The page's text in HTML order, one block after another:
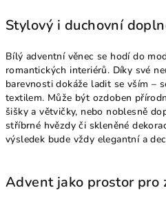
Stylový i duchovní
Bílý adventní věnec se hodí do
romantických interiérů. Díky své
barevnosti dokáže ladit se vším –
textilem. Může být ozdoben
šišky a větvičky, nebo noblesně
stříbrné hvězdy či skleněné
výsledek bude vždy elegantní a
Advent jako prostor pro